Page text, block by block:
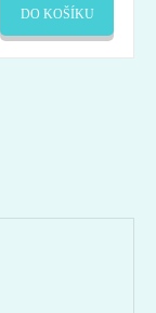
DO KOŠÍKU